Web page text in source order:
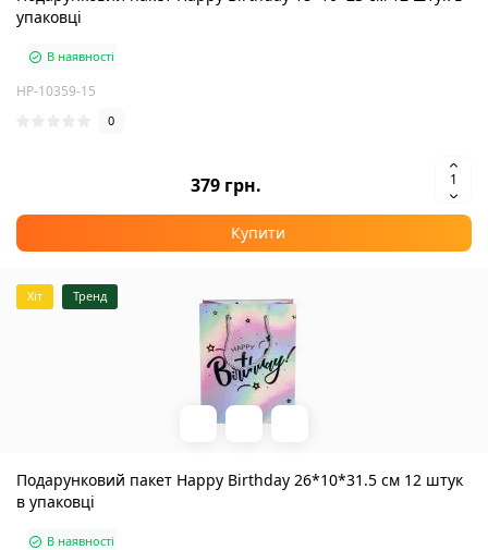
упаковці
В наявності
HP-10359-15
0
379 грн.
Купити
Хіт Тренд
Подарунковий пакет Happy Birthday 26*10*31.5 см 12 штук
в упаковці
В наявності